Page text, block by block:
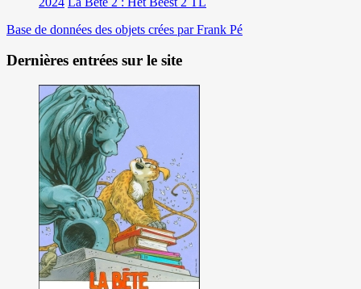
Base de données des objets crées par Frank Pé
Dernières entrées sur le site